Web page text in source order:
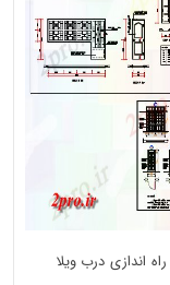
اندازی درب ویلا